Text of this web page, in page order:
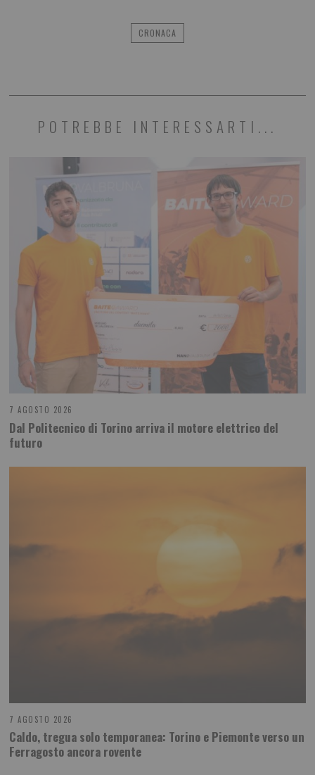
CRONACA
POTREBBE INTERESSARTI...
7 AGOSTO 2026
Dal Politecnico di Torino arriva il motore elettrico del
futuro
7 AGOSTO 2026
Caldo, tregua solo temporanea: Torino e Piemonte verso un
Ferragosto ancora rovente